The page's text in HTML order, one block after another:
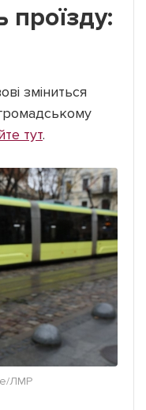
проїзду:
зміниться
тут.
ЛМР